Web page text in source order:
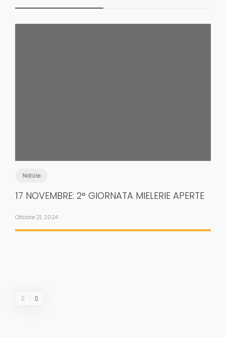
Notizie
17 NOVEMBRE: 2° GIORNATA MIELERIE APERTE
Ottobre 21, 2024